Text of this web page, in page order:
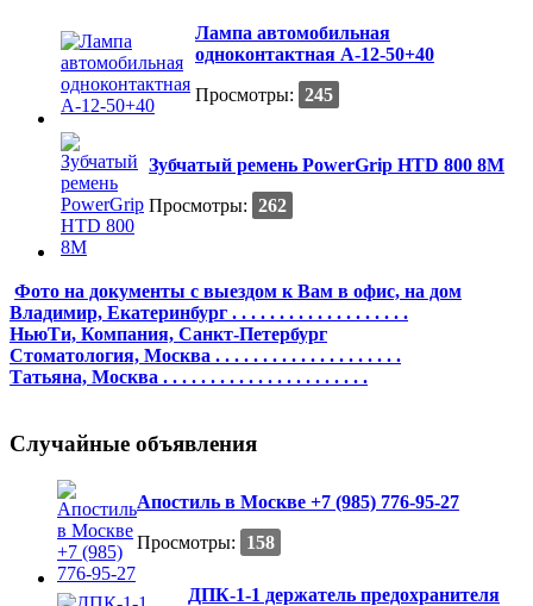
Лампа автомобильная
одноконтактная А-12-50+40
Просмотры: 245
Зубчатый ремень PowerGrip HTD 800 8M
Просмотры: 262
Фото на документы с выездом к Вам в офис, на дом
Владимир, Екатеринбург . . . . . . . . . . . . . . . . . . .
НьюТи, Компания, Санкт-Петербург
Стоматология, Москва . . . . . . . . . . . . . . . . . . . .
Татьяна, Москва . . . . . . . . . . . . . . . . . . . . . .
Случайные объявления
Апостиль в Москве +7 (985) 776-95-27
Просмотры:
158
ДПК-1-1 держатель предохранителя